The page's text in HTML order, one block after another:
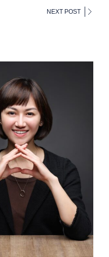
NEXT POST